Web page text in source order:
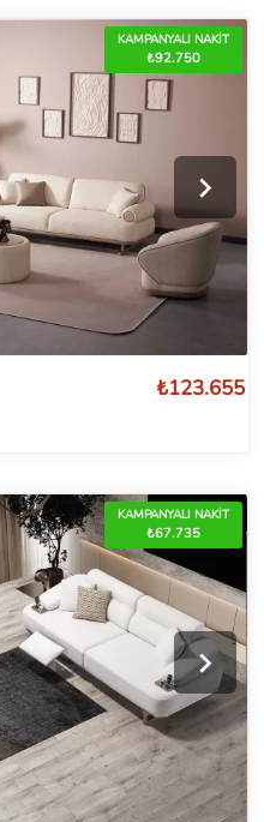
KAMPANYALI NAKİT
₺92.750
₺123.655
KAMPANYALI NAKİT
₺67.735